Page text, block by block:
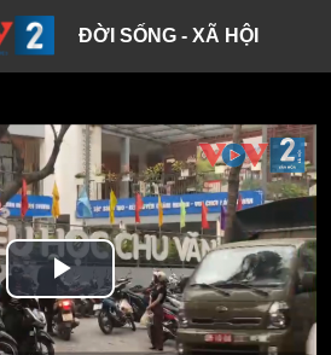
ĐỜI SỐNG - XÃ HỘI
Play